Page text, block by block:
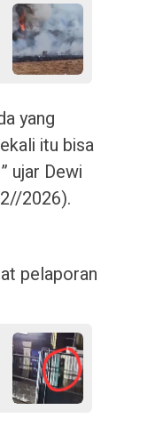
yang
itu bisa
ujar Dewi
2026).
pelaporan